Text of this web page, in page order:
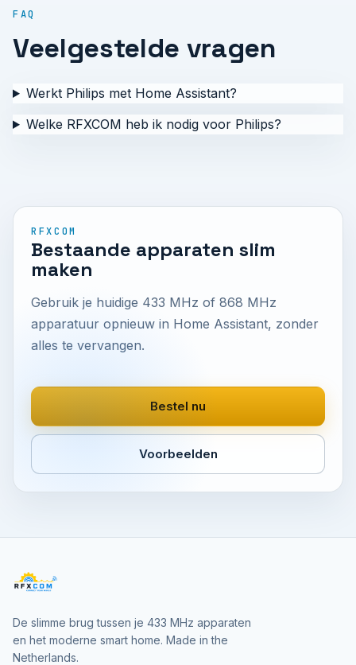
FAQ
Veelgestelde vragen
Werkt Philips met Home Assistant?
Welke RFXCOM heb ik nodig voor Philips?
RFXCOM
Bestaande apparaten slim
maken
Gebruik je huidige 433 MHz of 868 MHz
apparatuur opnieuw in Home Assistant, zonder
alles te vervangen.
Bestel nu
Voorbeelden
De slimme brug tussen je 433 MHz apparaten
en het moderne smart home. Made in the
Netherlands.